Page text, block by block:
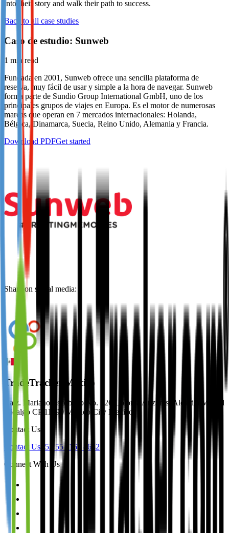
into their story and walk their path to success.
Back to all case studies
Caso de estudio: Sunweb
1 min read
Fundada en 2001, Sunweb ofrece una sencilla plataforma de
reserva, muy fácil de usar y simple a la hora de navegar. Sunweb
forma parte de Sundio Group International GmbH, uno de los
principales grupos de viajes en Europa. Es el motor de numerosas
marcas que operan en 7 mercados internacionales: Holanda,
Bélgica, Dinamarca, Suecia, Reino Unido, Alemania y Francia.
Download PDFGet started
Share on social media:
TradeTracker Mexico
Calz. Mariano Escobedo No. 526 Colonia Anzures, Alcaldía Miguel
Hidalgo CP 11590 Mexico City Mexico
Contact Us
Contact Us +52 55 1163 8642
Connect With Us